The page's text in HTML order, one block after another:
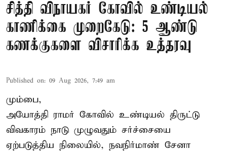
சித்தி விநாயகர் கோவில் உண்டியல்
காணிக்கை முறைகேடு: 5 ஆண்டு
கணக்குகளை விசாரிக்க உத்தரவு
Published on: 09 Aug 2026, 7:49 am
மும்பை,
அயோத்தி ராமர் கோவில் உண்டியல் திருட்டு
விவகாரம் நாடு முழுவதும் சர்ச்சையை
ஏற்படுத்திய நிலையில், நவநிர்மாண் சேனா